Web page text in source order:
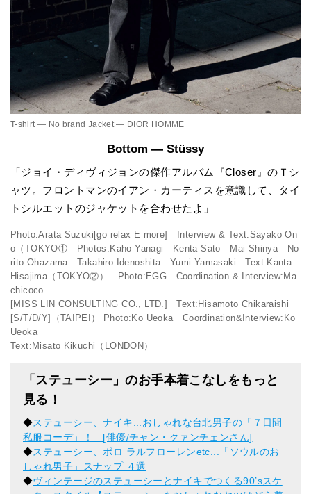
T-shirt — No brand Jacket — DIOR HOMME
Bottom — Stüssy
「ジョイ・ディヴィジョンの傑作アルバム『Closer』のＴシ
ャツ。フロントマンのイアン・カーティスを意識して、タイ
トシルエットのジャケットを合わせたよ」
Photo:Arata Suzuki[go relax E more] Interview & Text:Sayako On
o（TOKYO① Photos:Kaho Yanagi Kenta Sato Mai Shinya No
rito Ohazama Takahiro Idenoshita Yumi Yamasaki Text:Kanta
Hisajima（TOKYO②） Photo:EGG Coordination & Interview:Ma
chicoco
[MISS LIN CONSULTING CO., LTD.] Text:Hisamoto Chikaraishi
[S/T/D/Y]（TAIPEI） Photo:Ko Ueoka Coordination&Interview:Ko
Ueoka
Text:Misato Kikuchi（LONDON）
「ステューシー」のお手本着こなしをもっと
見る！
◆ステューシー、ナイキ...おしゃれな台北男子の「７日間
私服コーデ」！ [俳優/チャン・クァンチェンさん]
◆ステューシー、ポロ ラルフローレンetc...「ソウルのお
しゃれ男子」スナップ ４選
◆ヴィンテージのステューシーとナイキでつくる90’sスケ